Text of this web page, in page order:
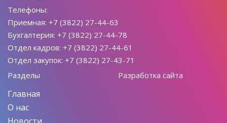
Телефоны:
Приемная: +7 (3822) 27-44-63
Бухгалтерия: +7 (3822) 27-44-78
Отдел кадров: +7 (3822) 27-44-61
Отдел закупок: +7 (3822) 27-43-71
Разделы
Главная
О нас
Разработка сайта